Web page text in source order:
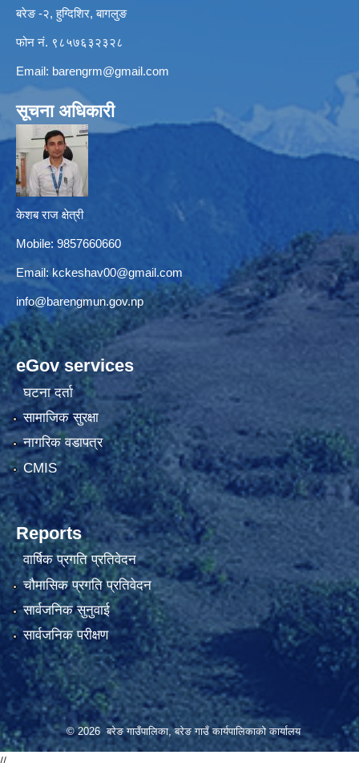
बरेङ -२, हुग्दिशिर, बागलुङ
फोन नं. ९८५७६३२३२८
Email: barengrm@gmail.com
सूचना अधिकारी
केशब राज क्षेत्री
Mobile: 9857660660
Email: kckeshav00@gmail.com
info@barengmun.gov.np
eGov services
घटना दर्ता
सामाजिक सुरक्षा
नागरिक वडापत्र
CMIS
Reports
वार्षिक प्रगति प्रतिवेदन
चौमासिक प्रगति प्रतिवेदन
सार्वजनिक सुनुवाई
सार्वजनिक परीक्षण
© 2026 बरेङ गाउँपालिका, बरेङ गाउँ कार्यपालिकाको कार्यालय